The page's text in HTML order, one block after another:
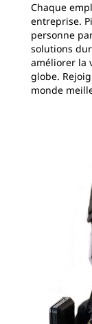
Chaque
entreprise.
personne
solutions
améliorer la
globe.
monde